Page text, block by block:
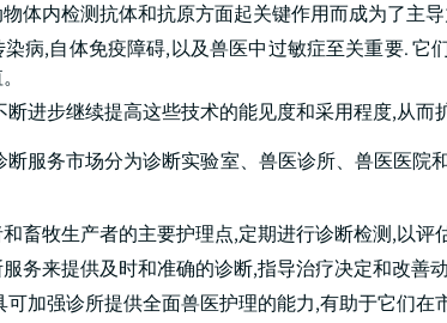
体内检测抗体和抗原方面起关键作用而成为了主
病,自体免疫障碍,以及兽医中过敏症至关重要.
进步继续提高这些技术的能见度和采用程度,从而
服务市场分为诊断实验室、兽医诊所、兽医医院
畜牧生产者的主要护理点,定期进行诊断检测,以评
务来提供及时和准确的诊断,指导治疗决定和改善动
加强诊所提供全面兽医护理的能力,有助于它们在